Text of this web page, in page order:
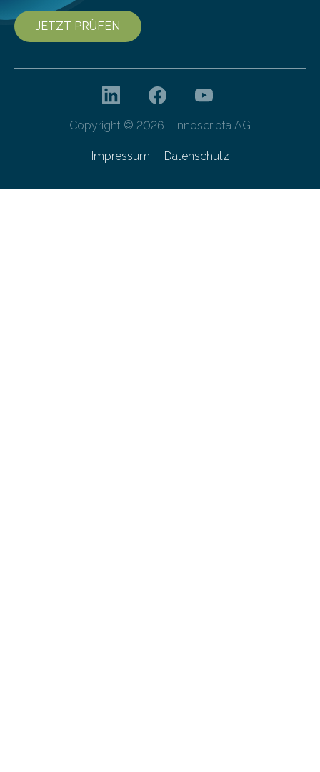
JETZT PRÜFEN
Copyright © 2026 - innoscripta AG
Impressum Datenschutz